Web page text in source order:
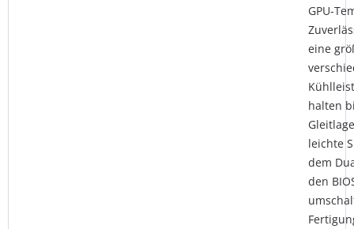
GPU-
eine
halten
leichte
dem
den